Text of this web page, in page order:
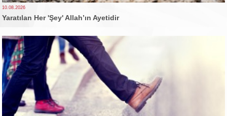
10.08.2026
Yaratılan Her 'Şey' Allah’ın Ayetidir